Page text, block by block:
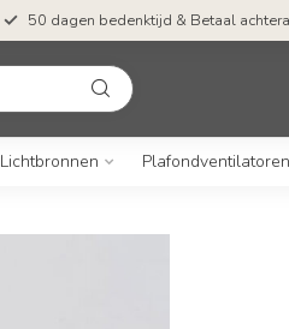
50 dagen bedenktijd & Betaal
Lichtbronnen Plafondventilatoren